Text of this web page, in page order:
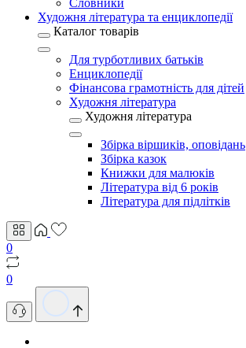
Словники
Художня література та енциклопедії
Каталог товарів
Для турботливих батьків
Енциклопедії
Фінансова грамотність для дітей
Художня література
Художня література
Збірка віршиків, оповідань
Збірка казок
Книжки для малюків
Література від 6 років
Література для підлітків
0
0